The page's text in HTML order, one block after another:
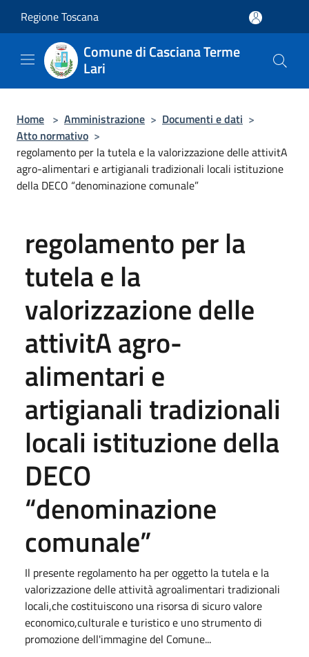
Regione Toscana
Comune di Casciana Terme
Lari
Home > Amministrazione > Documenti e dati >
Atto normativo >
regolamento per la tutela e la valorizzazione delle attivitA
agro-alimentari e artigianali tradizionali locali istituzione
della DECO “denominazione comunale”
regolamento per la
tutela e la
valorizzazione delle
attivitA agro-
alimentari e
artigianali tradizionali
locali istituzione della
DECO
“denominazione
comunale”
Il presente regolamento ha per oggetto la tutela e la
valorizzazione delle attività agroalimentari tradizionali
locali,che costituiscono una risorsa di sicuro valore
economico,culturale e turistico e uno strumento di
promozione dell'immagine del Comune...